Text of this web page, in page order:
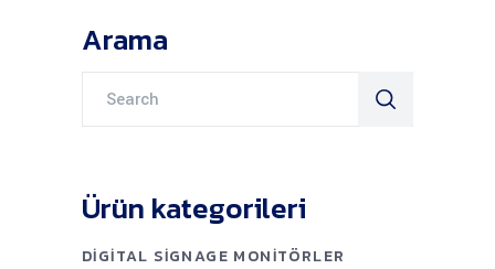
Arama
for:
Ürün kategorileri
DIGITAL SIGNAGE MONITÖRLER